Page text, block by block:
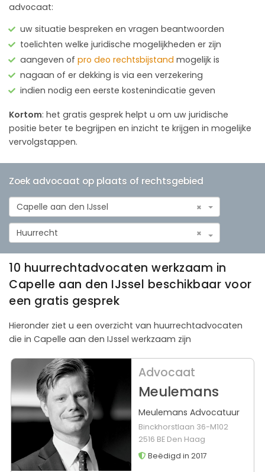
advocaat:
uw situatie bespreken en vragen beantwoorden
toelichten welke juridische mogelijkheden er zijn
aangeven of pro deo rechtsbijstand mogelijk is
nagaan of er dekking is via een verzekering
indien nodig een eerste kostenindicatie geven
Kortom: het gratis gesprek helpt u om uw juridische
positie beter te begrijpen en inzicht te krijgen in mogelijke
vervolgstappen.
Zoek advocaat op plaats of rechtsgebied
×
Capelle aan den IJssel
×
Huurrecht
10 huurrechtadvocaten werkzaam in
Capelle aan den IJssel beschikbaar voor
een gratis gesprek
Hieronder ziet u een overzicht van huurrechtadvocaten
die in Capelle aan den IJssel werkzaam zijn
Advocaat
Meulemans
Meulemans Advocatuur
Binckhorstlaan 36-M102
2516 BE Den Haag
Beëdigd in 2017